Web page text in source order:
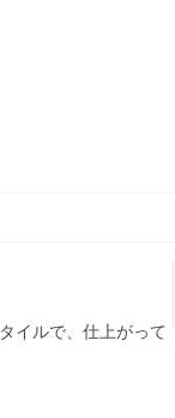
イルで、仕上がって